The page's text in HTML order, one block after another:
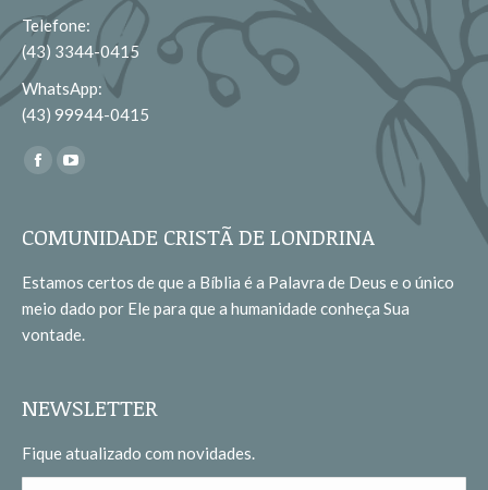
Telefone:
(43) 3344-0415
WhatsApp:
(43) 99944-0415
Encontre-nos em:
Facebook
opens
new
window
opens
new
window
COMUNIDADE CRISTÃ DE LONDRINA
Estamos certos de que a Bíblia é a Palavra de Deus e o único
meio dado por Ele para que a humanidade conheça Sua
vontade.
NEWSLETTER
Fique atualizado com novidades.